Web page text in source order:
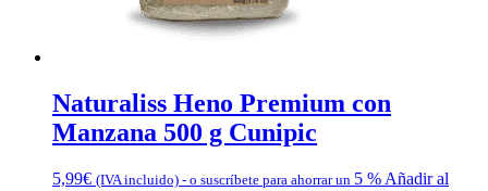
Naturaliss Heno Premium con
Manzana 500 g Cunipic
5,99€ (IVA incluido) - o suscríbete para ahorrar un 5 % Añadir al